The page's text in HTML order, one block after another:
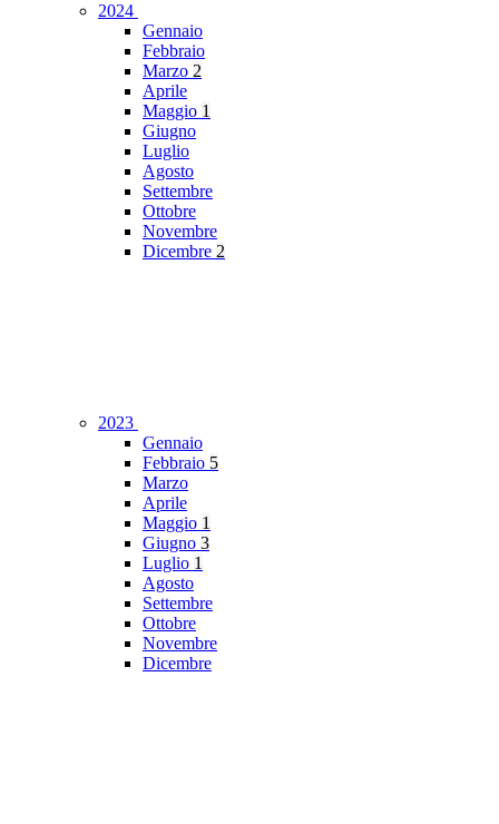
2024
Gennaio
Febbraio
Marzo 2
Aprile
Maggio 1
Giugno
Luglio
Agosto
Settembre
Ottobre
Novembre
Dicembre 2
2023
Gennaio
Febbraio 5
Marzo
Aprile
Maggio 1
Giugno 3
Luglio 1
Agosto
Settembre
Ottobre
Novembre
Dicembre